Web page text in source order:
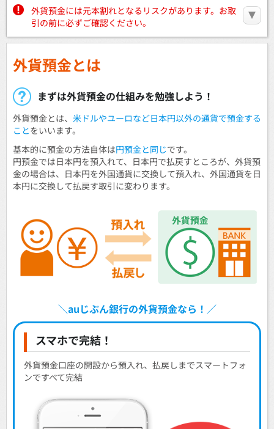
外貨預金には元本割れとなるリスクがあります。お取
引の前に必ずご確認ください。
外貨預金とは
まずは外貨預金の仕組みを勉強しよう！
外貨預金とは、 米ドルやユーロなど日本円以外の通貨で預金する
ことをいいます。
基本的に預金の方法自体は円預金と同じです。
円預金では日本円を預入れて、日本円で払戻すところが、外貨預
金の場合は、日本円を外国通貨に交換して預入れ、外国通貨を日
本円に交換して払戻す取引に変わります。
＼auじぶん銀行の外貨預金なら！／
スマホで完結！
外貨預金口座の開設から預入れ、払戻しまでスマートフォ
ンですべて完結